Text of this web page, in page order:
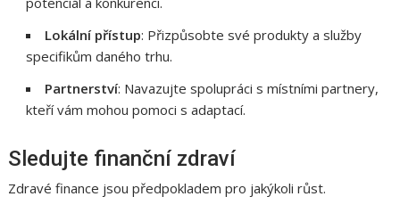
Lokální přístup: Přizpůsobte své produkty a služby
specifikům daného trhu.
Partnerství: Navazujte spolupráci s místními partnery,
kteří vám mohou pomoci s adaptací.
Sledujte finanční zdraví
Zdravé finance jsou předpokladem pro jakýkoli růst.